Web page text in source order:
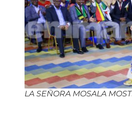
LA SEÑORA MOSALA